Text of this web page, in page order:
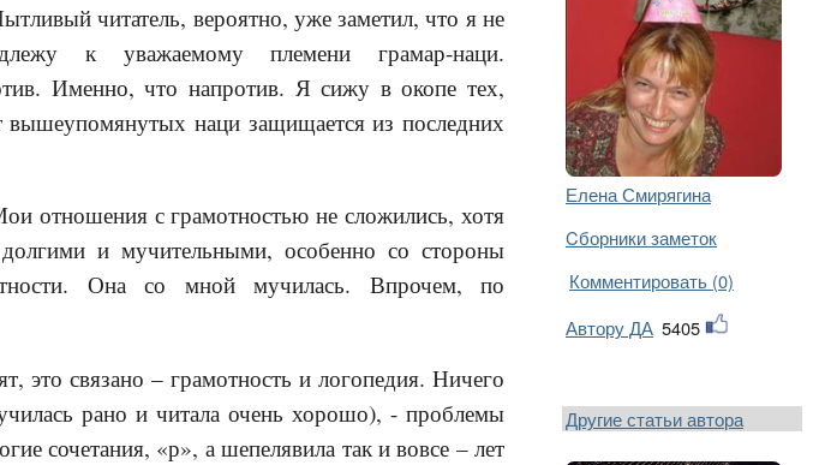
читатель, вероятно, уже заметил, что я не
к уважаемому племени грамар-наци.
Именно, что напротив. Я сижу в окопе тех,
вышеупомянутых наци защищается из последних
отношения с грамотностью не сложились, хотя
и мучительными, особенно со стороны
Она со мной мучилась. Впрочем, по
это связано – грамотность и логопедия. Ничего
рано и читала очень хорошо), - проблемы
сочетания, «р», а шепелявила так и вовсе – лет
Елена Смирягина
Cборники заметок
Комментировать (0)
Автору ДА 5405
Другие статьи автора